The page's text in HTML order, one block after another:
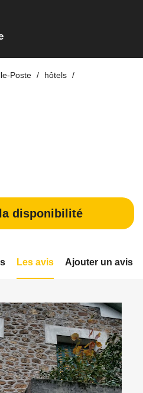
Poste
hôtels
disponibilité
Les avis Ajouter un avis